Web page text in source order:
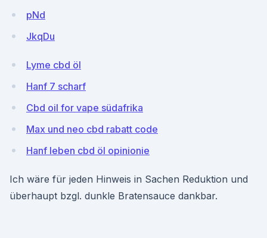
pNd
JkqDu
Lyme cbd öl
Hanf 7 scharf
Cbd oil for vape südafrika
Max und neo cbd rabatt code
Hanf leben cbd öl opinionie
Ich wäre für jeden Hinweis in Sachen Reduktion und
überhaupt bzgl. dunkle Bratensauce dankbar.